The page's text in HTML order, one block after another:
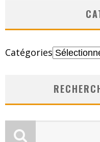
Catégories